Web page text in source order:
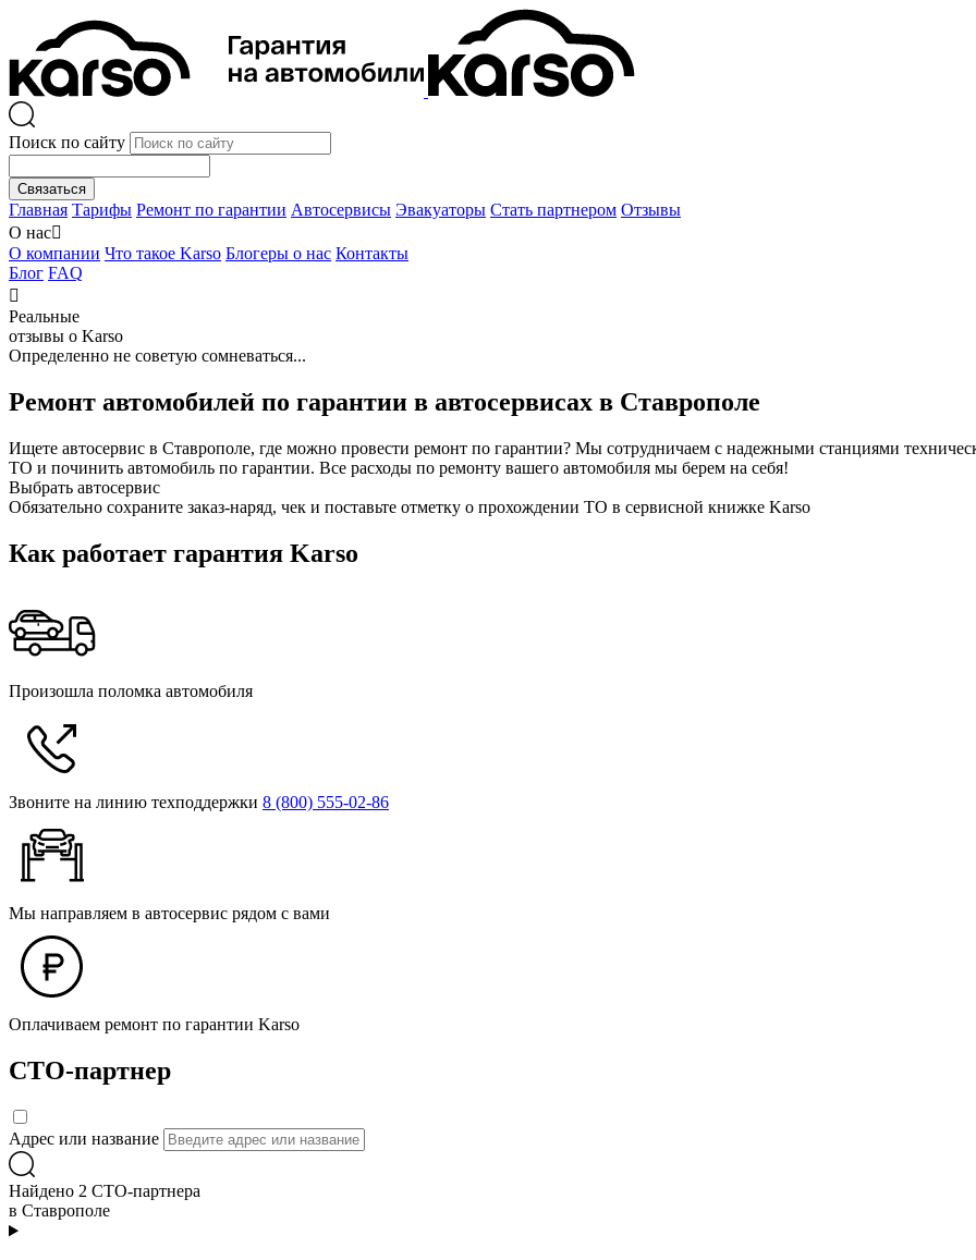
Поиск по сайту
Связаться
Главная Тарифы Ремонт по гарантии Автосервисы Эвакуаторы Стать партнером Отзывы
О нас
О компании Что такое Karso Блогеры о нас Контакты
Блог FAQ

Реальные
отзывы о Karso
Определенно не советую сомневаться...
Ремонт автомобилей по гарантии в автосервисах в Ставрополе
Ищете автосервис в Ставрополе, где можно провести ремонт по гарантии? Мы сотрудничаем с надежными станциями
ТО и починить автомобиль по гарантии. Все расходы по ремонту вашего автомобиля мы берем на себя!
Выбрать автосервис
Обязательно сохраните заказ-наряд, чек и поставьте отметку о прохождении ТО в сервисной книжке Karso
Как работает гарантия Karso
Произошла поломка автомобиля
Звоните на линию техподдержки 8 (800) 555‑02‑86
Мы направляем в автосервис рядом с вами
Оплачиваем ремонт по гарантии Karso
СТО-партнер
Адрес или название
Найдено 2 СТО-партнера
в Ставрополе